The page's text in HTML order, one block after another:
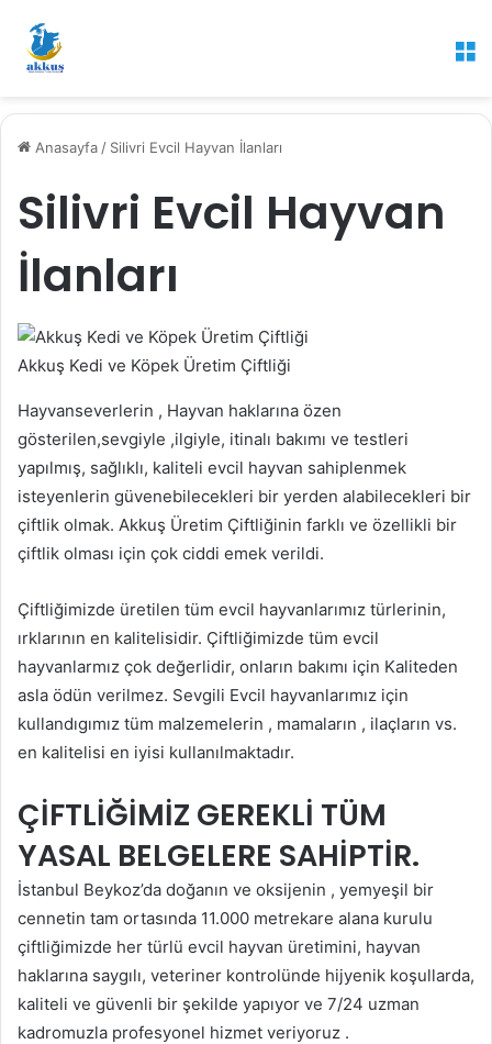
Anasayfa / Silivri Evcil Hayvan İlanları
Silivri Evcil Hayvan
İlanları
Akkuş Kedi ve Köpek Üretim Çiftliği
Hayvanseverlerin , Hayvan haklarına özen
gösterilen,sevgiyle ,ilgiyle, itinalı bakımı ve testleri
yapılmış, sağlıklı, kaliteli evcil hayvan sahiplenmek
isteyenlerin güvenebilecekleri bir yerden alabilecekleri bir
çiftlik olmak. Akkuş Üretim Çiftliğinin farklı ve özellikli bir
çiftlik olması için çok ciddi emek verildi.
Çiftliğimizde üretilen tüm evcil hayvanlarımız türlerinin,
ırklarının en kalitelisidir. Çiftliğimizde tüm evcil
hayvanlarmız çok değerlidir, onların bakımı için Kaliteden
asla ödün verilmez. Sevgili Evcil hayvanlarımız için
kullandıgımız tüm malzemelerin , mamaların , ilaçların vs.
en kalitelisi en iyisi kullanılmaktadır.
ÇİFTLİĞİMİZ GEREKLİ TÜM
YASAL BELGELERE SAHİPTİR.
İstanbul Beykoz’da doğanın ve oksijenin , yemyeşil bir
cennetin tam ortasında 11.000 metrekare alana kurulu
çiftliğimizde her türlü evcil hayvan üretimini, hayvan
haklarına saygılı, veteriner kontrolünde hijyenik koşullarda,
kaliteli ve güvenli bir şekilde yapıyor ve 7/24 uzman
kadromuzla profesyonel hizmet veriyoruz .